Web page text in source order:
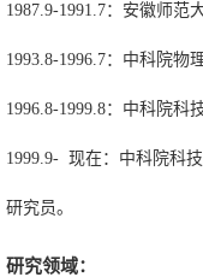
1987.9-1991.7：安徽师范
1993.8-1996.7：中科院物
1996.8-1999.8：中科院
1999.9- 现在：中科院科
研究员。
研究领域：